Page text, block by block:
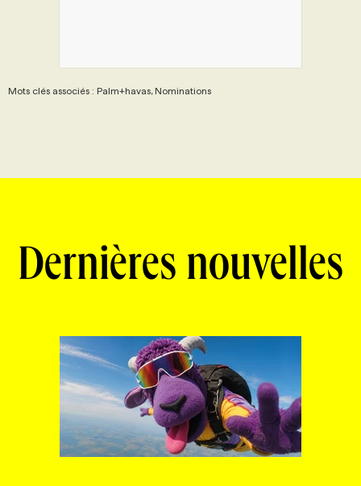
Mots clés associés : Palm+havas, Nominations
Dernières nouvelles